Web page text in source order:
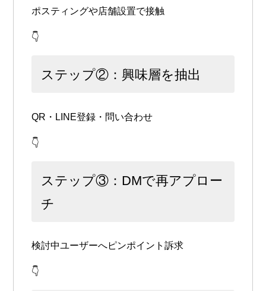
ポスティングや店舗設置で接触
👇
ステップ②：興味層を抽出
QR・LINE登録・問い合わせ
👇
ステップ③：DMで再アプロー
チ
検討中ユーザーへピンポイント訴求
👇